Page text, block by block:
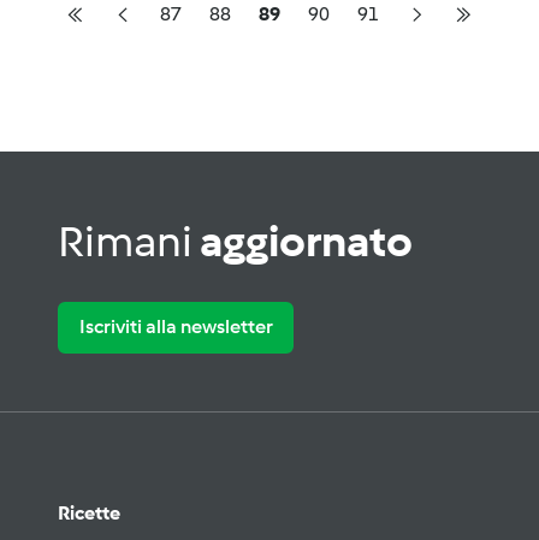
87 88 89 90 91
Rimani aggiornato
Iscriviti alla newsletter
Ricette